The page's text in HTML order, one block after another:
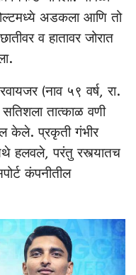
बोल्टमध्ये अडकला आणि तो
व हातावर जोरात
(नाव ५९ वर्ष, रा.
सतिशला तात्काळ वणी
केले. प्रकृती गंभीर
हलवले, परंतु रस्त्यातच
कंपनीतील